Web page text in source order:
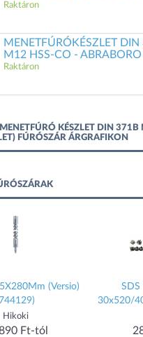
Raktáron
MENETFÚRÓKÉSZLET
M12 HSS-CO - ABRABORO
Raktáron
KÉSZLET DIN
FÚRÓSZÁR ÁRGRAFIKON
(Versio)
Hikoki
Ft-tól
30x520/